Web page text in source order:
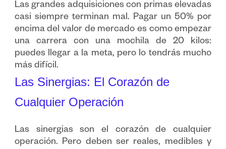
Las grandes adquisiciones con primas elevadas
casi siempre terminan mal. Pagar un 50% por
encima del valor de mercado es como empezar
una carrera con una mochila de 20 kilos:
puedes llegar a la meta, pero lo tendrás mucho
más difícil.
Las Sinergias: El Corazón de
Cualquier Operación
Las sinergias son el corazón de cualquier
operación. Pero deben ser reales, medibles y